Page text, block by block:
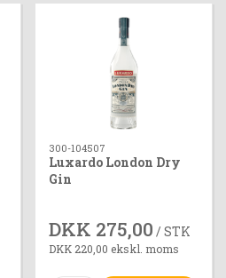
300-104507
Luxardo London Dry
Gin
DKK 275,00 / STK
DKK 220,00 ekskl. moms